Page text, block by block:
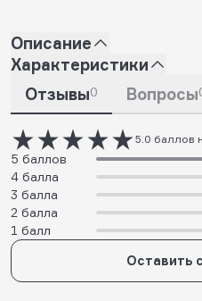
Описание
Характеристики
Отзывы0 Вопросы
5.0 баллов
5 баллов
4 балла
3 балла
2 балла
1 балл
Оставить